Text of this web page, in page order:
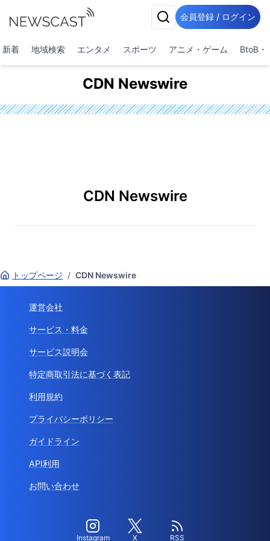
会員登録 / ログイン
新着 地域検索 エンタメ スポーツ アニメ・ゲーム BtoB・
CDN Newswire
CDN Newswire
トップページ / CDN Newswire
運営会社
サービス・料金
サービス説明会
特定商取引法に基づく表記
利用規約
プライバシーポリシー
ガイドライン
API利用
お問い合わせ
Instagram X RSS